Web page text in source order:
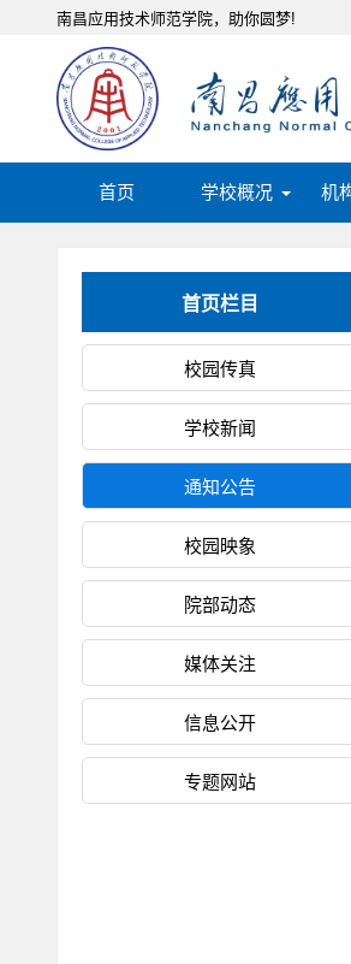
南昌应用技术师范学院，助你圆梦!
首页 学校概况 机
首页栏目
校园传真
学校新闻
通知公告
校园映象
院部动态
媒体关注
信息公开
专题网站